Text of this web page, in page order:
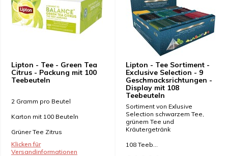
Lipton - Tee - Green Tea
Citrus - Packung mit 100
Teebeuteln
2 Gramm pro Beutel
Karton mit 100 Beuteln
Grüner Tee Zitrus
Klicken für
Versandinformationen
Lipton - Tee Sortiment -
Exclusive Selection - 9
Geschmacksrichtungen -
Display mit 108
Teebeuteln
Sortiment von Exlusive
Selection schwarzem Tee,
grünem Tee und
Kräutergetränk
108 Teeb...